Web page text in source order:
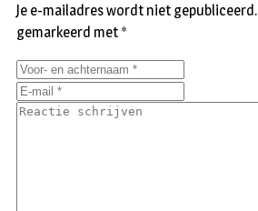
Je e-mailadres wordt niet gepubliceerd.
gemarkeerd met *